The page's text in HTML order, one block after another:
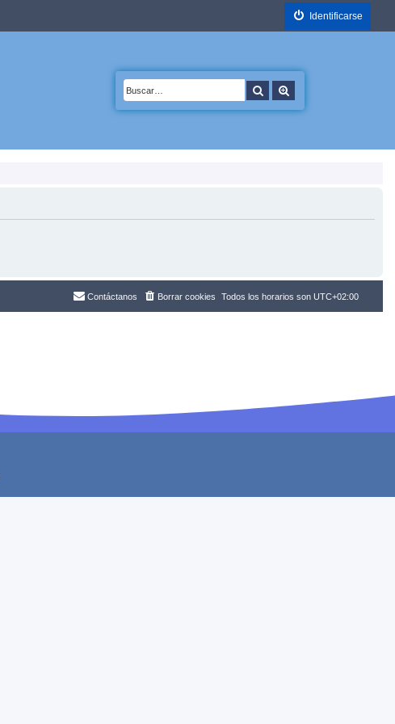
Identificarse
Buscar
Todos los horarios son UTC+02:00
Borrar cookies
Contáctanos